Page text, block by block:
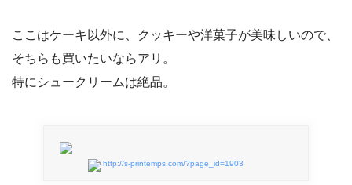
ここはケーキ以外に、クッキーや洋菓子が美味しいので、
そちらも買いたいならアリ。
特にシュークリームは絶品。
http://s-printemps.com/?page_id=1903